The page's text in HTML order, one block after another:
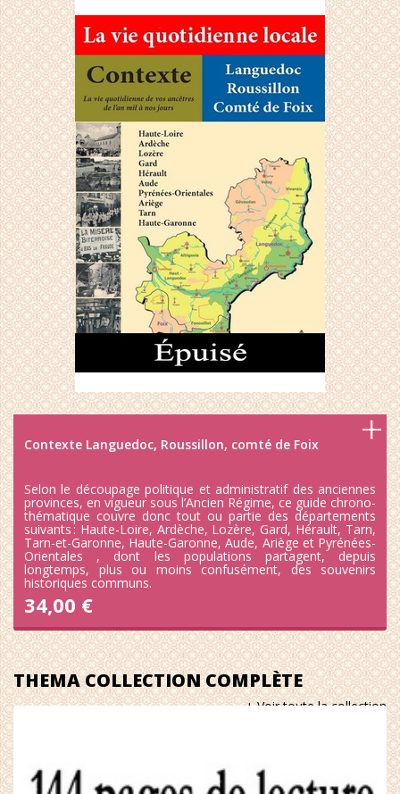
Contexte Languedoc, Roussillon, comté de Foix
Selon le découpage politique et administratif des anciennes
provinces, en vigueur sous l’Ancien Régime, ce guide chrono-
thématique couvre donc tout ou partie des départements
suivants : Haute-Loire, Ardèche, Lozère, Gard, Hérault, Tarn,
Tarn-et-Garonne, Haute-Garonne, Aude, Ariège et Pyrénées-
Orientales , dont les populations partagent, depuis
longtemps, plus ou moins confusément, des souvenirs
historiques communs.
34,00 €
THEMA COLLECTION COMPLÈTE
+ Voir toute la collection